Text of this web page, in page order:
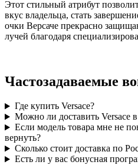
Этот стильный атрибут
вкус владельца, стать
очки Версаче прекрасно
лучей благодаря
Частозадаваемые
Где купить Versace?
Можно ли доставить Versace
Если модель товара мне не
вернуть?
Сколько стоит доставка по
Есть ли у вас бонусная